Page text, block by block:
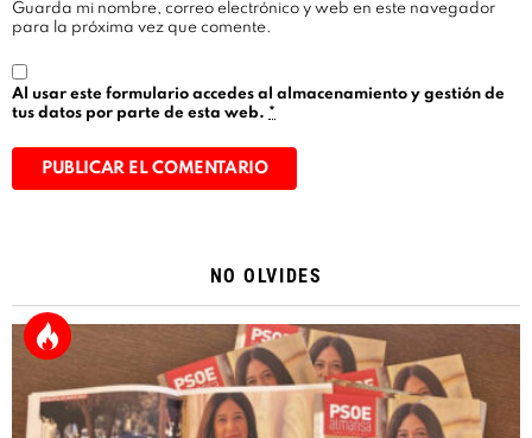
Guarda mi nombre, correo electrónico y web en este navegador
para la próxima vez que comente.
Al usar este formulario accedes al almacenamiento y gestión de
tus datos por parte de esta web. *
NO OLVIDES